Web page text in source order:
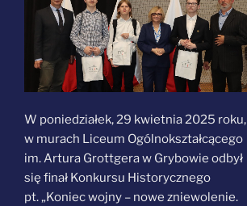
W poniedziałek, 29 kwietnia 2025 roku,
w murach Liceum Ogólnokształcącego
im. Artura Grottgera w Grybowie odbył
się finał Konkursu Historycznego
pt. „Koniec wojny – nowe zniewolenie.